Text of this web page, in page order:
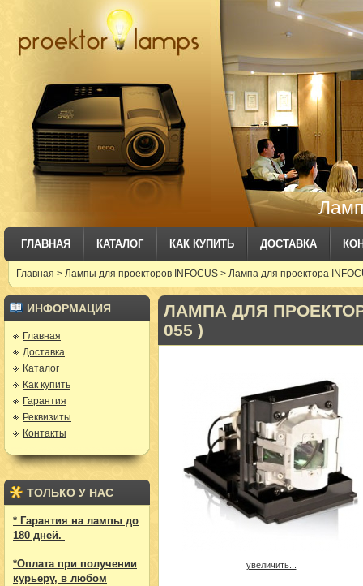
ГЛАВНАЯ КАТАЛОГ КАК КУПИТЬ ДОСТАВКА
Главная > Лампы для проекторов INFOCUS> Лампа для проектора
ИНФОРМАЦИЯ
Главная
Доставка
Каталог
Как купить
Гарантия
Реквизиты
Контакты
ТОЛЬКО У НАС
* Гарантия на лампы до
180 дней.
*Оплата при получении
курьеру, в любом
ЛАМПА ДЛЯ ПРОЕКТОРА
055 )
увеличить...